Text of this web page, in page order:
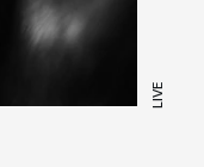
LIVE